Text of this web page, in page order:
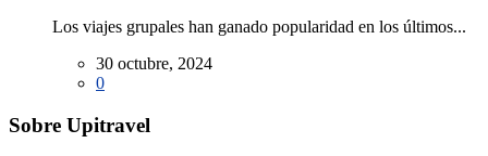
Los viajes grupales han ganado popularidad en los últimos...
30 octubre, 2024
0
Sobre Upitravel